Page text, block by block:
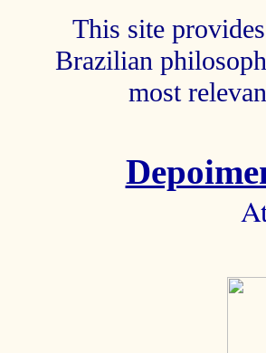
This site
Brazilian
most